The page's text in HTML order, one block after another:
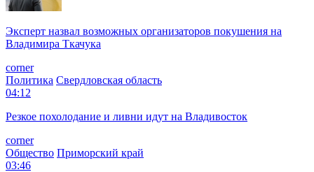
Эксперт назвал возможных организаторов покушения на
Владимира Ткачука
corner
Политика Свердловская область
04:12
Резкое похолодание и ливни идут на Владивосток
corner
Общество Приморский край
03:46